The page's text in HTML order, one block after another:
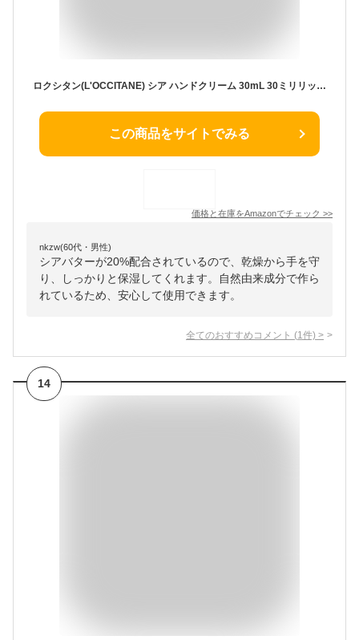
ロクシタン(L'OCCITANE) シア ハンドクリーム 30mL 30ミリリットル (x 1)
この商品をサイトでみる
価格と在庫をAmazonでチェック >>
nkzw(60代・男性)
シアバターが20%配合されているので、乾燥から手を守
り、しっかりと保湿してくれます。自然由来成分で作ら
れているため、安心して使用できます。
全てのおすすめコメント (1 件) >
14